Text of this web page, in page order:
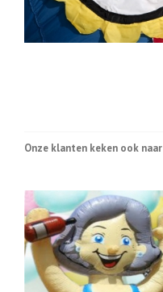
Onze klanten keken ook naar